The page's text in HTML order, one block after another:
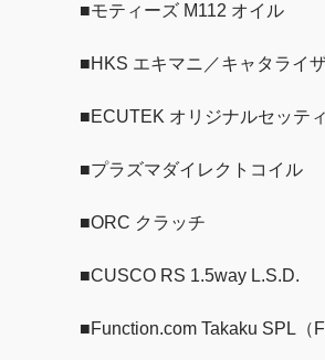
■モティーズ M112 オイル
■HKS エキマニ／キャタライ
■ECUTEK オリジナルセッテ
■プラズマダイレクトコイル
■ORC クラッチ
■CUSCO RS 1.5way L.S.D.
■Function.com Takaku SPL（